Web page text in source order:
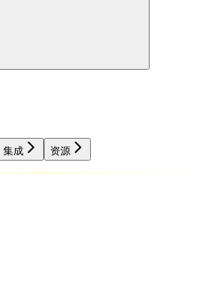
集成 资源